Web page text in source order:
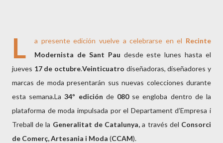
L a presente edición vuelve a celebrarse en el Recinte
Modernista de Sant Pau desde este lunes hasta el
jueves 17 de octubre.Veinticuatro diseñadoras, diseñadores y
marcas de moda presentarán sus nuevas colecciones durante
esta semana.La34º edición de 080 se engloba dentro de la
plataforma de moda impulsada por el Departament d’Empresa i
Treball de la Generalitat de Catalunya, a través del Consorci
de Comerç, Artesania i Moda (CCAM).